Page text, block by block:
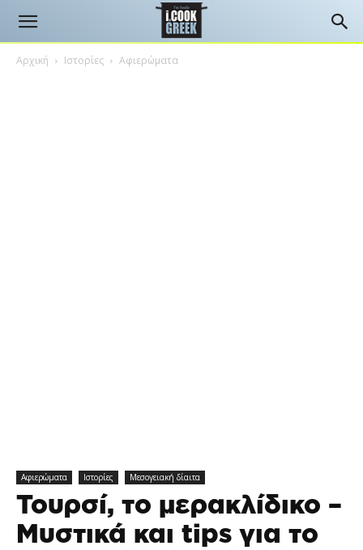
Αρχική Ιστορίες Αφιερώματα
Αφιερώματα Ιστορίες Μεσογειακή δίαιτα
Τουρσί, το μερακλίδικο –
Μυστικά και tips για το